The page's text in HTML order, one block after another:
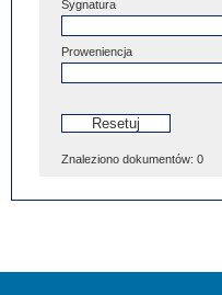
Sygnatura
Proweniencja
Znaleziono dokumentów: 0